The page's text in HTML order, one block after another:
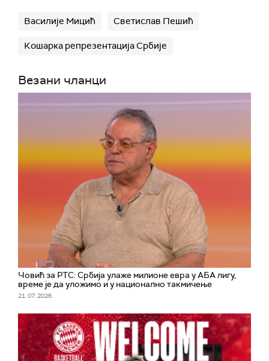
Василије Мицић Светислав Пешић
Кошарка репрезентација Србије
Везани чланци
Човић за РТС: Србија улаже милионе евра у АБА лигу,
време је да уложимо и у национално такмичење
21. 07. 2026.